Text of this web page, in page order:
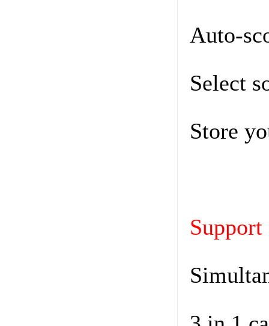
Auto-
Select
Store